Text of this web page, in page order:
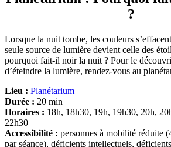
?
Lorsque la nuit tombe, les couleurs
seule source de lumière devient celle des
pourquoi fait-il noir la nuit ? Pour le
d’éteindre la lumière, rendez-vous au
Lieu : Planétarium
Durée : 20 min
Horaires : 18h, 18h30, 19h, 19h30, 20h,
22h30
Accessibilité : personnes à mobilité réduite
par séance), déficients intellectuels,